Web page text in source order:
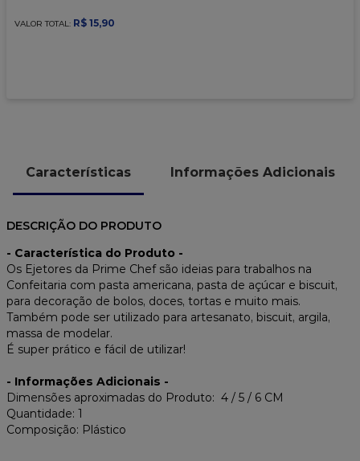
VALOR TOTAL: R$ 15,90
Características Informações Adicionais
DESCRIÇÃO DO PRODUTO
- Característica do Produto -
Os Ejetores da Prime Chef são ideias para trabalhos na
Confeitaria com pasta americana, pasta de açúcar e biscuit,
para decoração de bolos, doces, tortas e muito mais.
Também pode ser utilizado para artesanato, biscuit, argila,
massa de modelar.
É super prático e fácil de utilizar!
- Informações Adicionais -
Dimensões aproximadas do Produto: 4 / 5 / 6 CM
Quantidade: 1
Composição: Plástico
chocolate